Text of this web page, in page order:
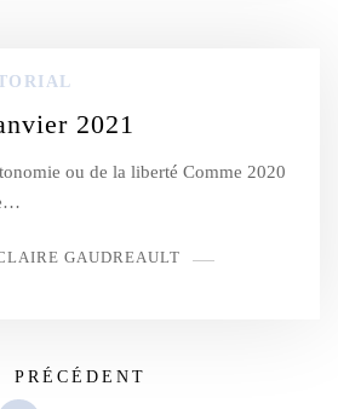
2021
ou de la liberté Comme 2020
GAUDREAULT
PRÉCÉDENT